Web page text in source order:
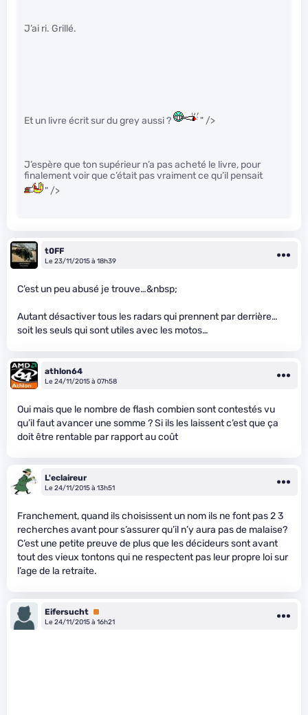
J’ai ri. Grillé.
Et un livre écrit sur du grey aussi ? " />
J’espère que ton supérieur n’a pas acheté le livre, pour
finalement voir que c’était pas vraiment ce qu’il pensait
" />
t0FF
Le 23/11/2015 à 18h39
C’est un peu abusé je trouve…&nbsp;
Autant désactiver tous les radars qui prennent par derrière…
soit les seuls qui sont utiles avec les motos…
athlon64
Le 24/11/2015 à 07h58
Oui mais que le nombre de flash combien sont contestés vu
qu’il faut avancer une somme ? Si ils les laissent c’est que ça
doit être rentable par rapport au coût
L'eclaireur
Le 24/11/2015 à 13h51
Franchement, quand ils choisissent un nom ils ne font pas 2 3
recherches avant pour s’assurer qu’il n’y aura pas de malaise?
C’est une petite preuve de plus que les décideurs sont avant
tout des vieux tontons qui ne respectent pas leur propre loi sur
l’age de la retraite.
Eifersucht Premium
Le 24/11/2015 à 16h21